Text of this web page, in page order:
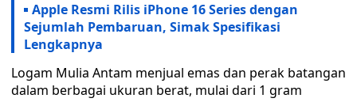
Apple Resmi Rilis iPhone 16 Series dengan
Sejumlah Pembaruan, Simak Spesifikasi
Lengkapnya
Logam Mulia Antam menjual emas dan perak batangan
dalam berbagai ukuran berat, mulai dari 1 gram